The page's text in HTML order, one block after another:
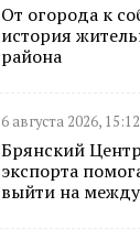
От огорода к
история
района
6 августа 2026, 15:12
Брянский
экспорта
выйти на